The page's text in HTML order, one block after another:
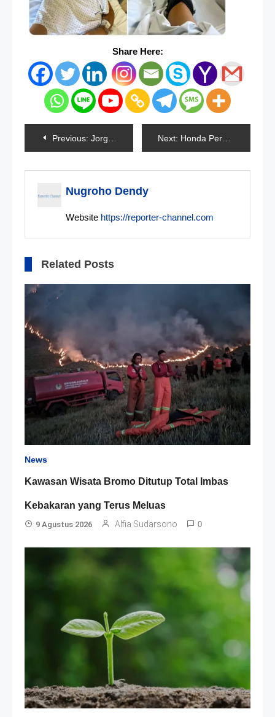
Share Here:
Navigasi
pos
Previous: Jorge Martin Mendominasi Sirkuit Buriram Next: Honda Persilahkan Marc Marquez Jajal Ducati
Nugroho Dendy
Website https://reporter-channel.com
Related Posts
News
Kawasan Wisata Bromo Ditutup Total Imbas
Kebakaran yang Terus Meluas
9 Agustus 2026 Alfia Sudarsono 0